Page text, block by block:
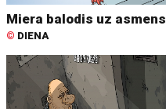
Miera balodis uz asmens
© DIENA